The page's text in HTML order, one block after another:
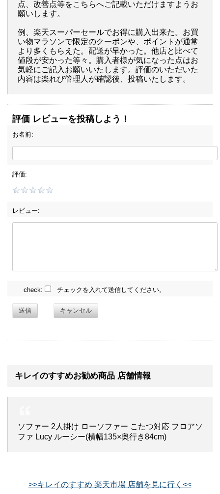
点、改善点等をこちらへご記載いただけますようお
願いします。
例、楽天スーパーセールでお得に購入出来た。お買
い物マラソンで限定のクーポンや、ポイントが通常
より多くもらえた。配送が早かった。他店と比べて
値段が安かった等々。購入者様が気になった点はお
気軽にご記入お願いいたします。評価のいただいた
内容は楽れび管理人が確認後、投稿いたします。
評価 レビューを投稿しよう！
お名前:
評価:
レビュー:
check: チェックを入れて送信してください。
送信 キャンセル
キレイのすすめお勧め商品 店舗情報
ソファー 2人掛け ローソファー こたつ対応 フロアソ
ファ Lucy ルーシー(横幅135×奥行き84cm)
>>キレイのすすめ 楽天市場 店舗を見に行く<<